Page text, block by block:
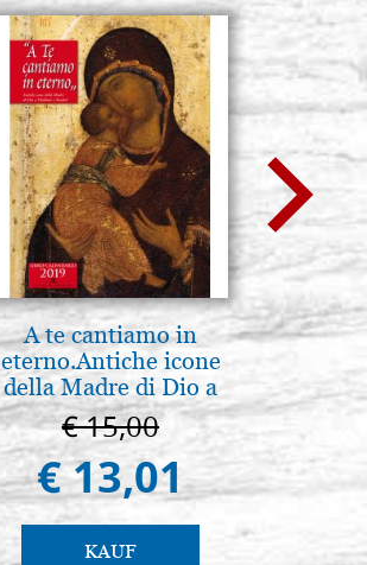
A te cantiamo in
eterno.Antiche icone
della Madre di Dio a
Vladimir e Suzdal
(libro-cal. 2019)
€ 15,00
€ 13,01
KAUF
€